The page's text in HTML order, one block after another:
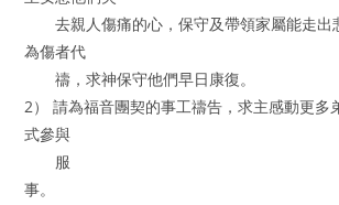
去親人傷痛的心，保守及帶領家屬能走出
為傷者代
禱，求神保守他們早
2） 請為福音團契的事工禱告，求主感動更多
式參與
服
事